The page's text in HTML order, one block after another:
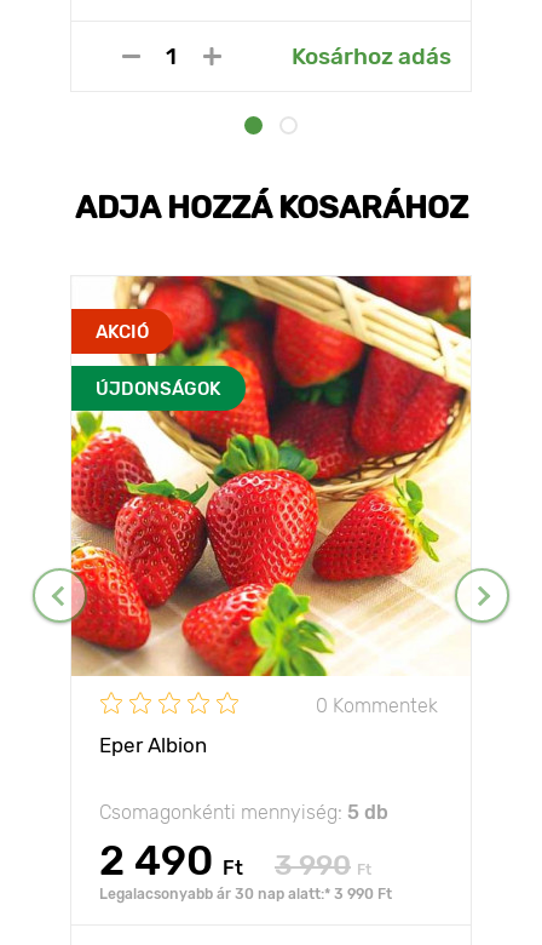
Kosárhoz adás
ADJA HOZZÁ KOSARÁHOZ
AKCIÓ
ÚJDONSÁGOK
0 Kommentek
Eper Albion
Csomagonkénti mennyiség: 5 db
2 490 Ft 3 990 Ft
Legalacsonyabb ár 30 nap alatt:* 3 990 Ft